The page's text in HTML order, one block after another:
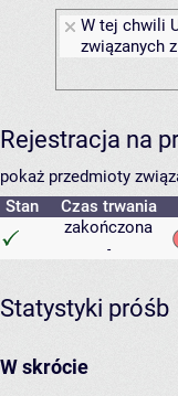
W tej chwili
związanych
Rejestracja na
pokaż przedmioty
Stan
Czas trwania
zakończona
-
Statystyki próśb
W skrócie